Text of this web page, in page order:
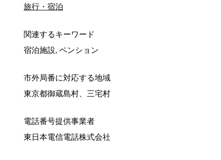
旅行・宿泊
関連するキーワード
宿泊施設, ペンション
市外局番に対応する地域
東京都御蔵島村、三宅村
電話番号提供事業者
東日本電信電話株式会社